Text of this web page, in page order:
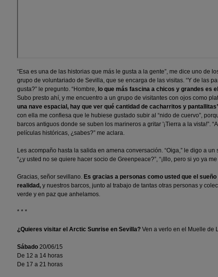
“Esa es una de las historias que más le gusta a la gente”, me dice uno de
grupo de voluntariado de Sevilla, que se encarga de las visitas. “Y de las
gusta?” le pregunto. “Hombre, lo que más fascina a chicos y grandes es
Subo presto ahí, y me encuentro a un grupo de visitantes con ojos como
una nave espacial, hay que ver qué cantidad de cacharritos y
con ella me confiesa que le hubiese gustado subir al “nido de cuervo”,
barcos antiguos donde se suben los marineros a gritar '¡Tierra a la vista!”.
películas históricas, ¿sabes?” me aclara.
Les acompaño hasta la salida en amena conversación. “Oiga,” le digo a
“¿y usted no se quiere hacer socio de Greenpeace?”, “¡Illo, pero si yo ya
Gracias, señor sevillano. Es gracias a personas como usted que el
realidad, y nuestros barcos, junto al trabajo de tantas otras personas y
verde y en paz que anhelamos.
* * *
¿Quieres visitar el Arctic Sunrise en Sevilla? Ven a verlo en el Muelle de
Sábado 20/06/15
De 12 a 14 horas
De 17 a 21 horas